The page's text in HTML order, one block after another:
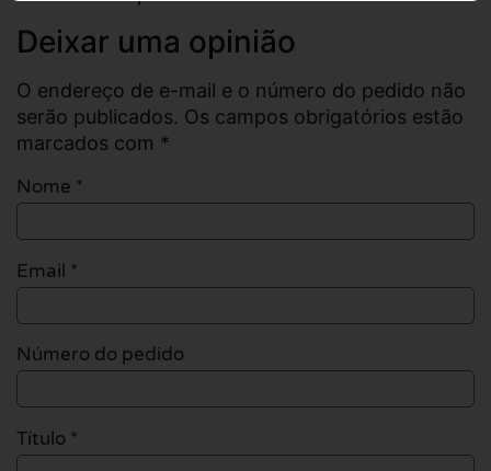
Deixar uma opinião
O endereço de e-mail e o número do pedido não
serão publicados. Os campos obrigatórios estão
marcados com *
Nome *
Email *
Número do pedido
Título *